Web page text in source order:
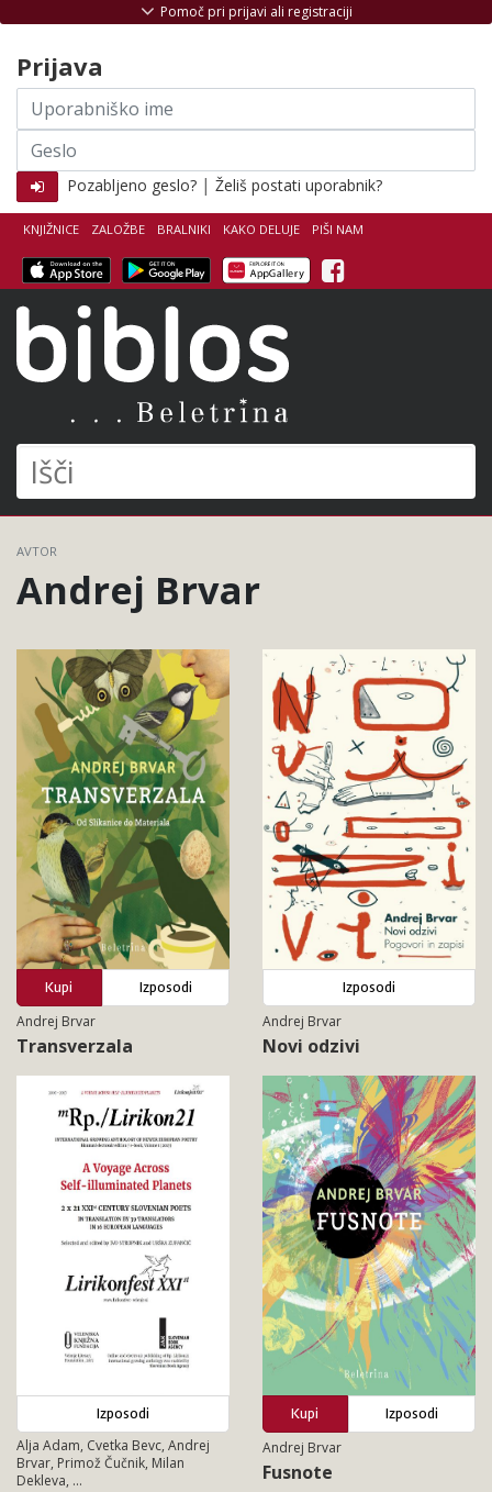
Išči
KNJIŽNICE ZALOŽBE BRALNIKI KAKO DELUJE PIŠI NAM
Facebook
Pomoč pri prijavi ali registraciji
Prijava
Uporabniško
ime
Geslo
Pozabljeno geslo? | Želiš postati uporabnik?
AVTOR
Andrej Brvar
Kupi
Izposodi
Andrej Brvar
Transverzala
Izposodi
Andrej Brvar
Novi odzivi
Izposodi
Alja Adam, Cvetka Bevc, Andrej
Brvar, Primož Čučnik, Milan
Dekleva, ...
Kupi
Izposodi
Andrej Brvar
Fusnote